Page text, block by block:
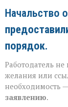
Начальство
порядок.
Работодатель не
желания или
необходимость —
заявлению.